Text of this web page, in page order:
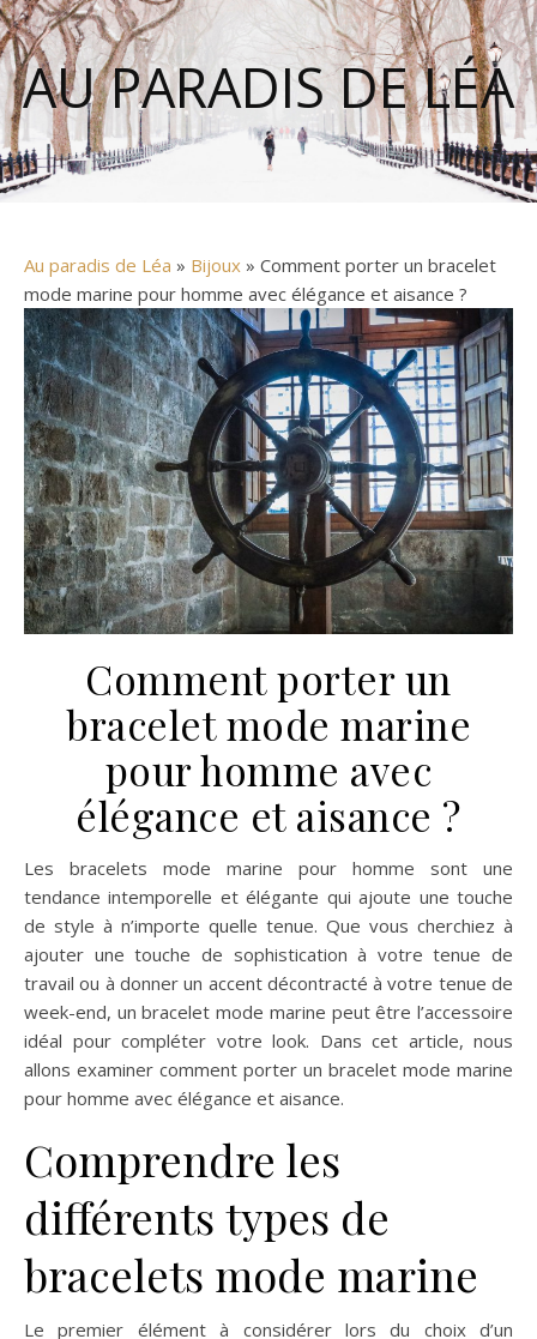
AU PARADIS DE LÉA
Au paradis de Léa » Bijoux » Comment porter un bracelet
mode marine pour homme avec élégance et aisance ?
Comment porter un
bracelet mode marine
pour homme avec
élégance et aisance ?
Les bracelets mode marine pour homme sont une
tendance intemporelle et élégante qui ajoute une touche
de style à n’importe quelle tenue. Que vous cherchiez à
ajouter une touche de sophistication à votre tenue de
travail ou à donner un accent décontracté à votre tenue de
week-end, un bracelet mode marine peut être l’accessoire
idéal pour compléter votre look. Dans cet article, nous
allons examiner comment porter un bracelet mode marine
pour homme avec élégance et aisance.
Comprendre les
différents types de
bracelets mode marine
Le premier élément à considérer lors du choix d’un